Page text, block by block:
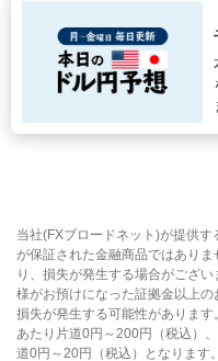
当社(FXブロードネット)が提供
が保証された金融商品ではあり
り、損失が発生する場合がござ
様がお預けになった証拠金以上
損失が発生する可能性がありま
あたり片道0円～200円（税込）
道0円～20円（税込）となります